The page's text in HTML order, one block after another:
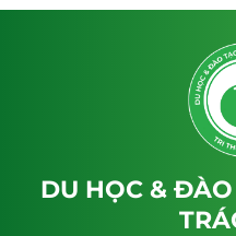
DU HỌC &